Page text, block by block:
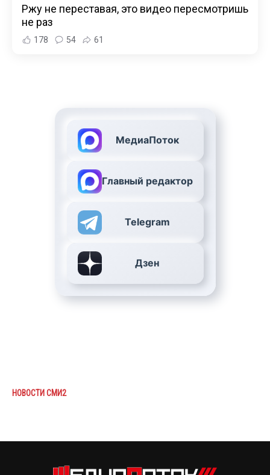
Ржу не переставая, это видео пересмотришь
не раз
178 54 61
МедиаПоток
Главный редактор
Telegram
Дзен
НОВОСТИ СМИ2